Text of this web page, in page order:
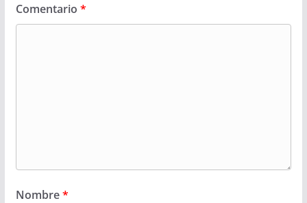
Comentario *
Nombre*